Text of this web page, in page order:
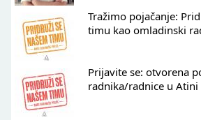
Tražimo pojačanje:
timu kao omladinski
Prijavite se: otvorena
radnika/radnice u Atini